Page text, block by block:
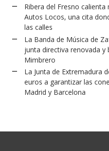
Ribera del Fresno
Autos Locos, una cita
las calles
La Banda de Música de
junta directiva renovada y
Mimbrero
La Junta de Extremadura
euros a garantizar las
Madrid y Barcelona